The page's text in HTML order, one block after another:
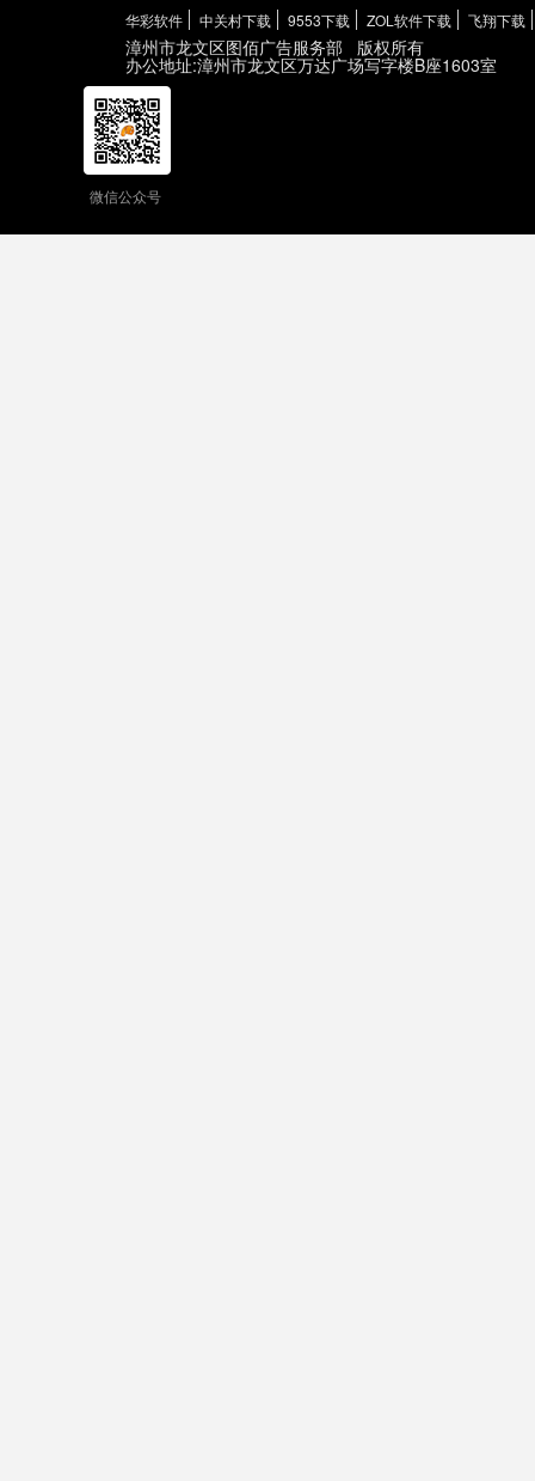
华彩软件
中关村下载 9553下载 ZOL软件下载 飞翔下载
漳州市龙文区图佰广告服务部 版权所有
办公地址:漳州市龙文区万达广场写字楼B座1603室
微信公众号